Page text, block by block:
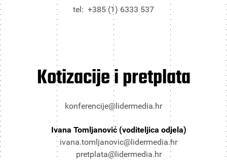
tel: +385 (1) 6333 537
Kotizacije i pretplata
konferencije@lidermedia.hr
Ivana Tomljanović (voditeljica odjela)
ivana.tomljanovic@lidermedia.hr
pretplata@lidermedia.hr